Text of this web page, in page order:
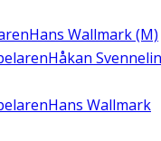
Hans Wallmark (M)
Håkan
Hans Wallmark